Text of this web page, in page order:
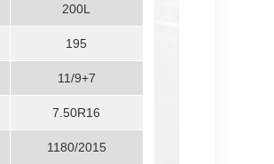
200L
195
11/9+7
7.50R16
1180/2015